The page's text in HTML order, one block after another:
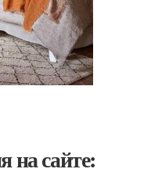
на сайте: